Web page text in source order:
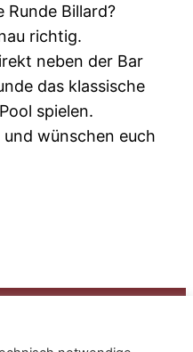
Runde Billard?
richtig.
neben der Bar
das klassische
spielen.
wünschen euch